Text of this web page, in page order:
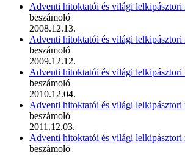
Adventi hitoktatói és világi lelkipásztori
beszámoló
2008.12.13.
Adventi hitoktatói és világi lelkipásztori
beszámoló
2009.12.12.
Adventi hitoktatói és világi lelkipásztori
beszámoló
2010.12.04.
Adventi hitoktatói és világi lelkipásztori
beszámoló
2011.12.03.
Adventi hitoktatói és világi lelkipásztori
beszámoló